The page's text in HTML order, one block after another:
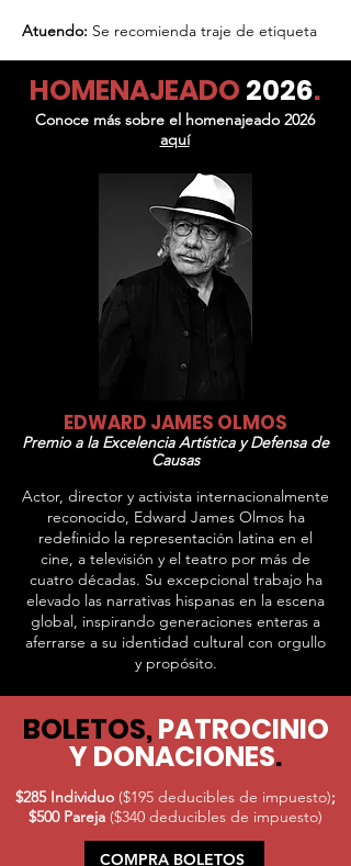
Atuendo: Se recomienda traje de etiqueta
HOMENAJEADO 2026.
Conoce más sobre el homenajeado 2026
aquí
EDWARD JAMES OLMOS
Premio a la Excelencia Artística y Defensa de
Causas
Actor, director y activista internacionalmente
reconocido, Edward James Olmos ha
redefinido la representación latina en el
cine, a televisión y el teatro por más de
cuatro décadas. Su excepcional trabajo ha
elevado las narrativas hispanas en la escena
global, inspirando generaciones enteras a
aferrarse a su identidad cultural con orgullo
y propósito.
BOLETOS,PATROCINIO
Y DONACIONES.
$285 Individuo ($195 deducibles de impuesto);
$500 Pareja ($340 deducibles de impuesto)
COMPRA BOLETOS